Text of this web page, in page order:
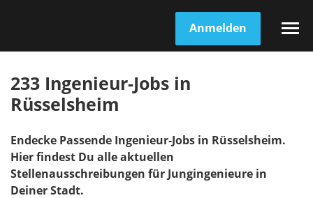
Anmelden
233 Ingenieur-Jobs in
Rüsselsheim
Endecke Passende Ingenieur-Jobs in Rüsselsheim.
Hier findest Du alle aktuellen
Stellenausschreibungen für Jungingenieure in
Deiner Stadt.